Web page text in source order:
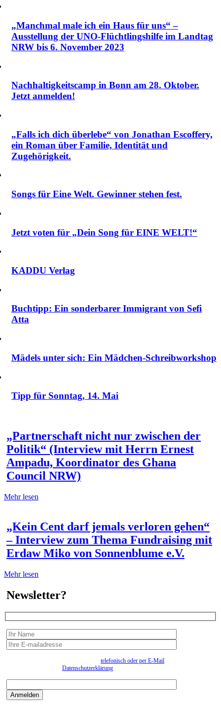
„Manchmal male ich ein Haus für uns“ –
Ausstellung der UNO-Flüchtlingshilfe im Landtag
NRW bis 6. November 2023
Nachhaltigkeitscamp in Bonn am 28. Oktober.
Jetzt anmelden!
„Falls ich dich überlebe“ von Jonathan Escoffery,
ein Roman über Familie, Identität und
Zugehörigkeit.
Songs für Eine Welt. Gewinner stehen fest.
Jetzt voten für „Dein Song für EINE WELT!“
KADDU Verlag
Buchtipp: Ein sonderbarer Immigrant von Sefi
Atta
Mädels unter sich: Ein Mädchen-Schreibworkshop
Tipp für Sonntag, 14. Mai
„Partnerschaft nicht nur zwischen der
Politik“ (Interview mit Herrn Ernest
Ampadu, Koordinator des Ghana
Council NRW)
Mehr lesen
„Kein Cent darf jemals verloren gehen“
– Interview zum Thema Fundraising mit
Erdaw Miko von Sonnenblume e.V.
Mehr lesen
Newsletter?
telefonisch oder per E-Mail
Datenschutzerklärung